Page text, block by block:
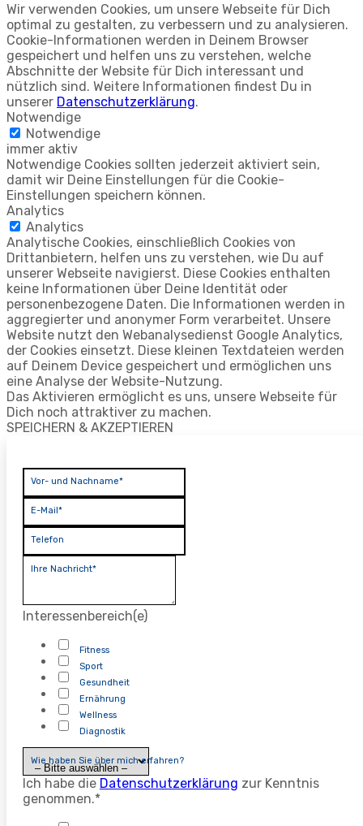
Wir verwenden Cookies, um unsere Webseite für Dich
optimal zu gestalten, zu verbessern und zu analysieren.
Cookie-Informationen werden in Deinem Browser
gespeichert und helfen uns zu verstehen, welche
Abschnitte der Website für Dich interessant und
nützlich sind. Weitere Informationen findest Du in
unserer Datenschutzerklärung.
Notwendige
Notwendige
immer aktiv
Notwendige Cookies sollten jederzeit aktiviert sein,
damit wir Deine Einstellungen für die Cookie-
Einstellungen speichern können.
Analytics
Analytics
Analytische Cookies, einschließlich Cookies von
Drittanbietern, helfen uns zu verstehen, wie Du auf
unserer Webseite navigierst. Diese Cookies enthalten
keine Informationen über Deine Identität oder
personenbezogene Daten. Die Informationen werden in
aggregierter und anonymer Form verarbeitet. Unsere
Website nutzt den Webanalysedienst Google Analytics,
der Cookies einsetzt. Diese kleinen Textdateien werden
auf Deinem Device gespeichert und ermöglichen uns
eine Analyse der Website-Nutzung.
Das Aktivieren ermöglicht es uns, unsere Webseite für
Dich noch attraktiver zu machen.
SPEICHERN & AKZEPTIEREN
Vor- und Nachname*
E-Mail*
Telefon
Ihre Nachricht*
Interessenbereich(e)
Fitness
Sport
Gesundheit
Ernährung
Wellness
Diagnostik
Wie haben Sie über mich erfahren?
Ich habe die Datenschutzerklärung zur Kenntnis
genommen.*